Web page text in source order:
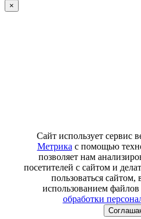
×
Сайт использует сервис
Метрика с помощью
позволяет нам
посетителей с сайтом и
пользоваться сайтом,
использованием
обработки